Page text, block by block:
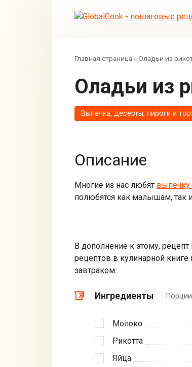
Главная страница »Оладьи из
Оладьи из
Выпечка, десерты, пироги и
Описание
Многие из нас любят выпечку
полюбятся как малышам, так
В дополнение к этому,
рецептов в кулинарной
завтраком.
Ингредиенты
Молоко
Рикотта
Яйца